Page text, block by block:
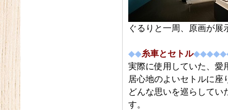
ぐるりと一周、原画が展
◆◆糸車とセトル
実際に使用していた、愛
居心地のよいセトルに座
どんな思いを巡らしてい
す。